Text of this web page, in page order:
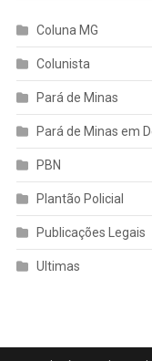
Coluna MG
Colunista
Pará de Minas
Pará de Minas em
PBN
Plantão Policial
Publicações Legais
Ultimas